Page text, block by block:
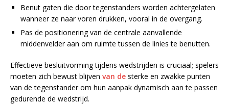
Benut gaten die door tegenstanders worden achtergelaten
wanneer ze naar voren drukken, vooral in de overgang.
Pas de positionering van de centrale aanvallende
middenvelder aan om ruimte tussen de linies te benutten.
Effectieve besluitvorming tijdens wedstrijden is cruciaal; spelers
moeten zich bewust blijven van de sterke en zwakke punten
van de tegenstander om hun aanpak dynamisch aan te passen
gedurende de wedstrijd.